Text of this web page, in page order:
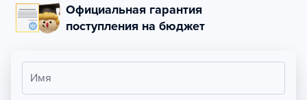
Официальная гарантия
поступления на бюджет
Имя